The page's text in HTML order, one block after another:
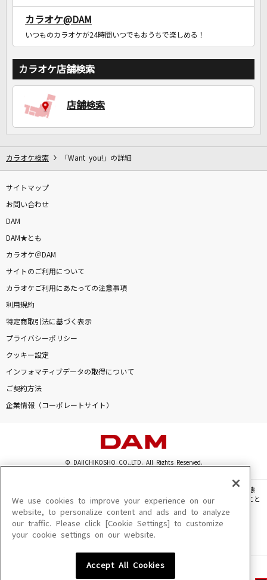
カラオケ@DAM
いつものカラオケが24時間いつでもおうちで楽しめる！
カラオケ店舗検索
店舗検索
カラオケ検索 「Want you!」の詳細
サイトマップ
お問い合わせ
DAM
DAM★とも
カラオケ＠DAM
サイトのご利用について
カラオケご利用にあたっての注意事項
利用規約
特定商取引法に基づく表示
プライバシーポリシー
クッキー設定
インフォマティブデータの取得について
ご契約方法
企業情報（コーポレートサイト）
© DAIICHIKOSHO CO.,LTD. All Rights Reserved.
このサイトに掲載されている一切の文章・画像・写真・動画・音声等を、手段や形態
を問わず、著作権法の定める範囲を超えて無断で複製、転載、ファイル化などすること
を禁じます。
楽曲及びコンテンツは、機種によりご利用いただけない場合があります。
楽曲及びコンテンツの配信日、配信内容が変更になる場合があります。
We use cookies to improve your experience on our
website, to personalize content and ads and to analyze
our traffic. Please click [Cookie Settings] to customize
your cookie settings on our website.
Accept All Cookies